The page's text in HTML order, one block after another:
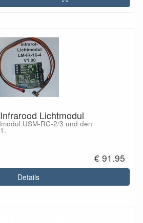
Lichtmodul
USM-RC-2/3 und den
€ 91.95
Details